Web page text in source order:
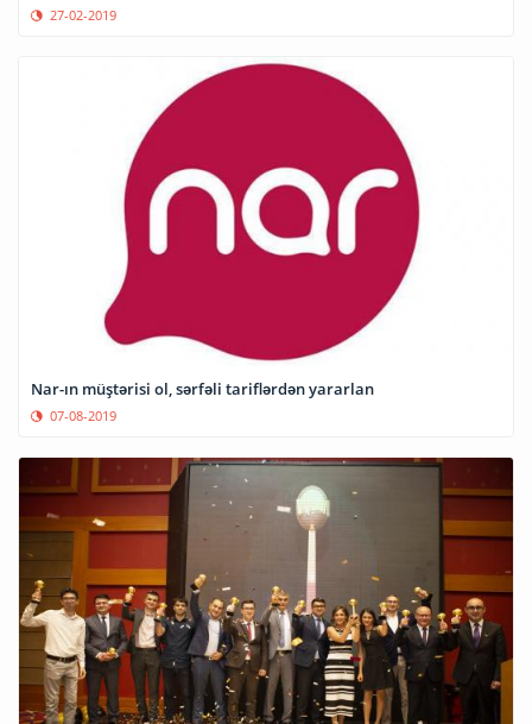
27-02-2019
Nar-ın müştərisi ol, sərfəli tariflərdən yararlan
07-08-2019